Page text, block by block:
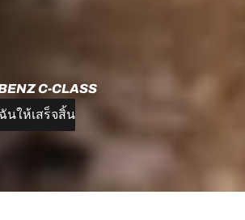
C-CLASS
นให้เสร็จสิ้น